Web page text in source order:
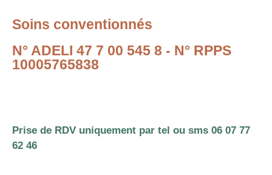
Soins conventionnés
N° ADELI 47 7 00 545 8 - N° RPPS
10005765838
Prise de RDV uniquement par tel ou sms 06 07 77
62 46